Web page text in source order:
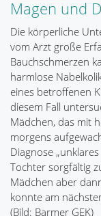
Magen und
Die körperliche
vom Arzt große
Bauchschmerzen
harmlose
eines betroffenen
diesem Fall
Mädchen, das mit
morgens
Diagnose
Tochter sorgfältig
Mädchen aber
konnte am
(Bild: Barmer GEK)